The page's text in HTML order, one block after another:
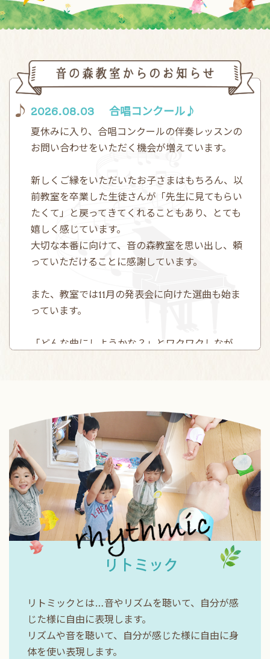
2026.08.03 合唱コンクール♪
夏休みに入り、合唱コンクールの伴奏レッスンの
お問い合わせをいただく機会が増えています。
新しくご縁をいただいたお子さまはもちろん、以
前教室を卒業した生徒さんが「先生に見てもらい
たくて」と戻ってきてくれることもあり、とても
嬉しく感じています。
大切な本番に向けて、音の森教室を思い出し、頼
っていただけることに感謝しています。
また、教室では11月の発表会に向けた選曲も始ま
っています。
「どんな曲にしようかな？」とワクワクしなが
音楽を楽しむ気持ちを大切に、一人ひとりの成長
を応援していきます。
2026.07.17 夏休みが始まりましたね♪
夏休みが始まり、教室では11月29日の発表会に向
けた練習も少しずつスタートします。
一人ひとりが自分の目標に向かって挑戦し、努力
を積み重ねる時間は、大きな成長につながりま
初めて参加するお子さまも、経験のあるお子さま
も、「できた！」という喜びを感じられる発表会
になるよう、一緒に楽しみながら取り組んでいき
たいと思います。
リト
リトミックとは…音やリズムを聴いて、自分が感
じた様に自由に表現します。
リズムや音を聴いて、自分が感じた様に自由に身
体を使い表現します。